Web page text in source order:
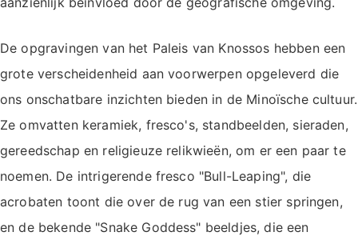
De opgravingen van het Paleis van Knossos hebben een
grote verscheidenheid aan voorwerpen opgeleverd die
ons onschatbare inzichten bieden in de Minoïsche cultuur.
Ze omvatten keramiek, fresco's, standbeelden, sieraden,
gereedschap en religieuze relikwieën, om er een paar te
noemen. De intrigerende fresco "Bull-Leaping", die
acrobaten toont die over de rug van een stier springen,
en de bekende "Snake Goddess" beeldjes, die een